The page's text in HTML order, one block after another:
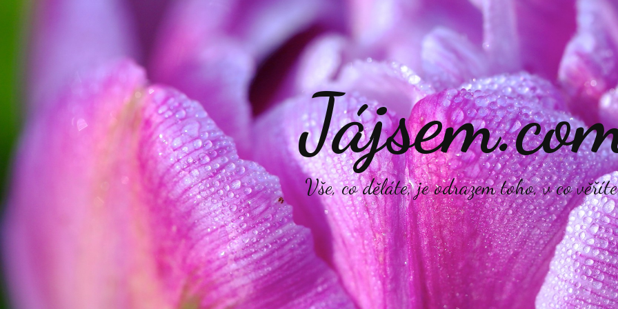
Vše, co děláte, je odrazem toho, v co